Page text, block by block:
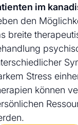
im
den
breite
Stress
können